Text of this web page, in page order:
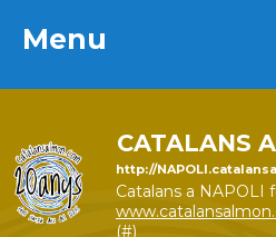
Menu
CATALANS
http://
Catalans a NAPOLI
(#)
Menu